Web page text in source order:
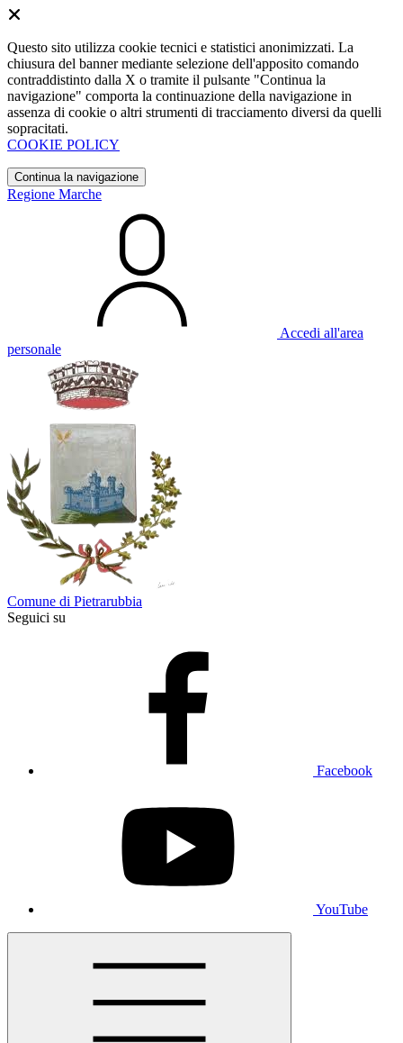
Questo sito utilizza cookie tecnici e statistici anonimizzati. La
chiusura del banner mediante selezione dell'apposito comando
contraddistinto dalla X o tramite il pulsante "Continua la
navigazione" comporta la continuazione della navigazione in
assenza di cookie o altri strumenti di tracciamento diversi da quelli
sopracitati.
COOKIE POLICY
Continua la navigazione
Regione Marche
Accedi all'area
personale
Comune di Pietrarubbia
Seguici su
Facebook
YouTube